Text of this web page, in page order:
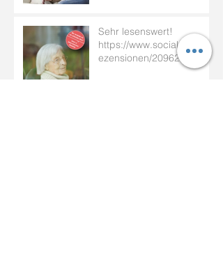
Sehr lesenswert!
https://www.socialnet.de/r
ezensionen/20962.php